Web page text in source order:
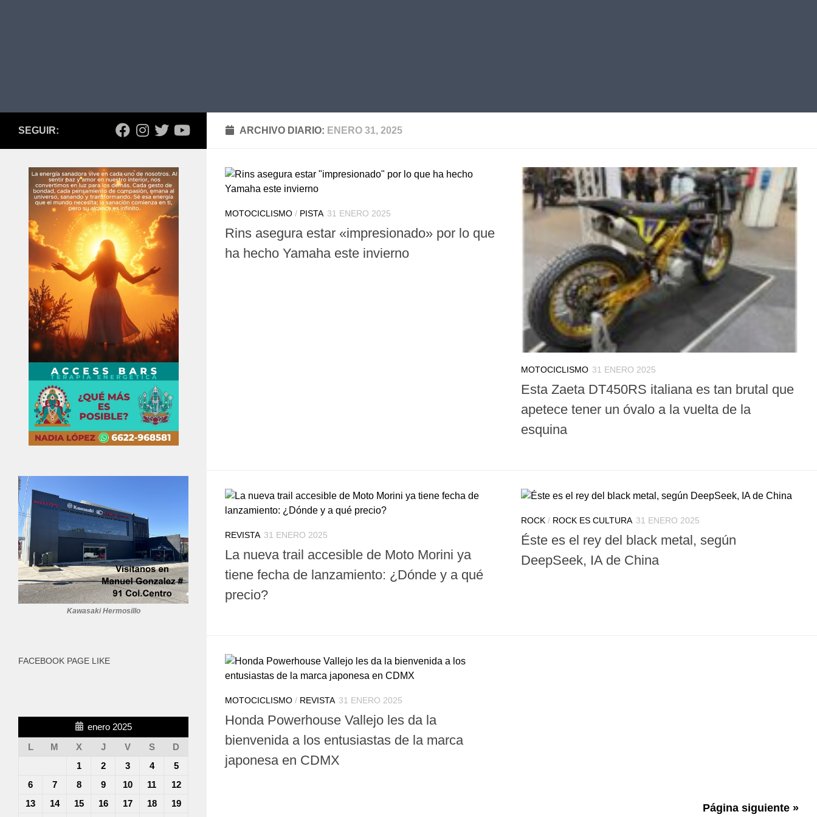
ARCHIVO DIARIO: ENERO 31, 2025
MOTOCICLISMO / PISTA 31 ENERO 2025
Rins asegura estar «impresionado» por lo que
ha hecho Yamaha este invierno
MOTOCICLISMO 31 ENERO 2025
Esta Zaeta DT450RS italiana es tan brutal que
apetece tener un óvalo a la vuelta de la
esquina
REVISTA 31 ENERO 2025
La nueva trail accesible de Moto Morini ya
tiene fecha de lanzamiento: ¿Dónde y a qué
precio?
ROCK / ROCK ES CULTURA 31 ENERO 2025
Éste es el rey del black metal, según
DeepSeek, IA de China
MOTOCICLISMO / REVISTA 31 ENERO 2025
Honda Powerhouse Vallejo les da la
bienvenida a los entusiastas de la marca
japonesa en CDMX
Página siguiente »
SEGUIR:
Kawasaki Hermosillo
FACEBOOK PAGE LIKE
enero 2025
L
M X J V S
D
1
2 3 4
5
6
7 8 9 10 11
12
13
14 15 16 17 18 19